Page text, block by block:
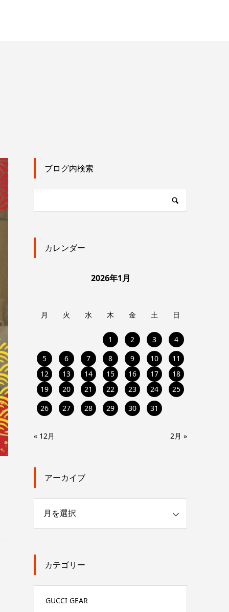
ブログ内検索
カレンダー
2026年1月
月 火 水 木 金 土 日
1 2 3
4
5
6 7 8 9 10
11
12
13 14 15 16 17
18
19
20 21 22 23 24
25
26
27 28 29 30 31
« 12月 2月 »
アーカイブ
カテゴリー
GUCCI GEAR